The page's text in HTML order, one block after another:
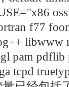
oss
f77
libwww
pam
tcpd